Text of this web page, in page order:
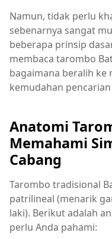
Namun, tidak perlu
sebenarnya sangat
beberapa prinsip
membaca tarombo
bagaimana beralih
kemudahan
Anatomi
Memahami
Cabang
Tarombo tradisional
patrilineal (menarik
laki). Berikut adalah
perlu Anda pahami: